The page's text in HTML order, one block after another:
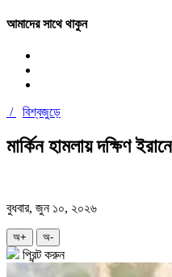
আমাদের সাথে থাকুন
/ বিশ্বজুড়ে
মার্কিন হামলায় দক্ষিণ
বুধবার, জুন ১০, ২০২৬
অ+ অ-
প্রিন্ট করুন